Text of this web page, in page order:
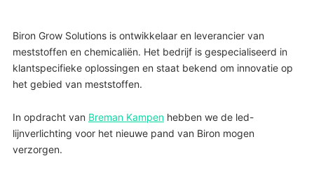
Biron Grow Solutions is ontwikkelaar en leverancier van
meststoffen en chemicaliën. Het bedrijf is gespecialiseerd in
klantspecifieke oplossingen en staat bekend om innovatie op
het gebied van meststoffen.
In opdracht van Breman Kampenhebben we de led-
lijnverlichting voor het nieuwe pand van Biron mogen
verzorgen.